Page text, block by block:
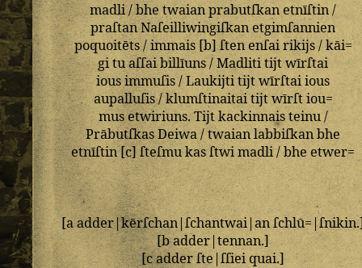
madli/bhetwaianprabutſkan etnīſtin/
praſtanNaſeilliwingiſkan etgimſannien
poquoitēts/immais[b]ſtenenſairikijs/kāi=
gi tuaſſai billīuns/Madlititijtwīrſtai
iousimmuſis/Laukijtitijt wīrſtai ious
aupalluſis/klumſtinaitaitijtwīrſtiou=
musetwiriuns.Tijtkackinnaisteinu/
PrābutſkasDeiwa/twaianlabbiſkanbhe
etnīſtin[c]ſteſmu kasſtwimadli/bheetwer=
[aadder|kērſchan|ſchantwai|an ſchlū=|ſnikin
[badder|tennan.]
[cadderſte|ſſieiquai.]